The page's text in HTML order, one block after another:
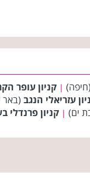
(חיפה) | קניון עופר
עזריאלי הנגב
ים) | קניון פרנדלי